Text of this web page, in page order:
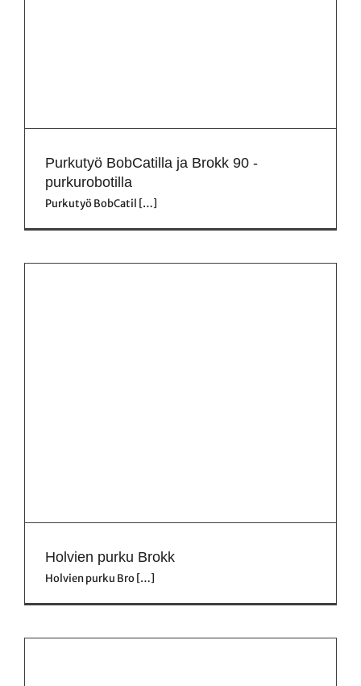
Purkutyö BobCatilla ja Brokk 90 -
purkurobotilla
Purkutyö BobCatil […]
Holvien purku Brokk
Holvien purku Bro […]